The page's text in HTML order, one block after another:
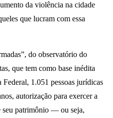
da violência na cidade
que lucram com essa
do observatório do
que tem como base inédita
1.051 pessoas jurídicas
autorização para exercer a
seu patrimônio — ou seja,